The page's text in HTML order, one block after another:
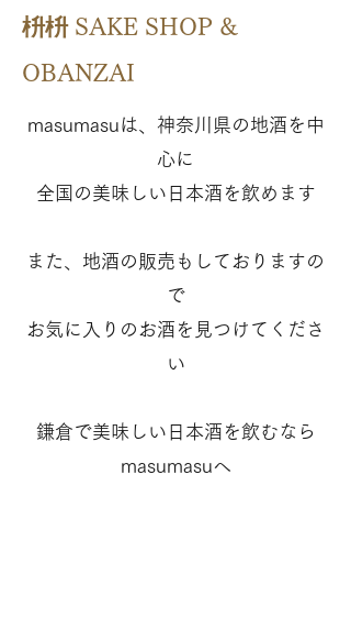
枡枡SAKE SHOP &
OBANZAI
masumasuは、神奈川県の地酒を中
心に
全国の美味しい日本酒を飲めます
また、地酒の販売もしておりますの
で
お気に入りのお酒を見つけてくださ
い
鎌倉で美味しい日本酒を飲むなら
masumasuへ